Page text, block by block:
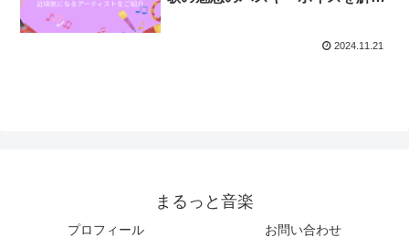
2024.11.21
まるっと音楽
プロフィール
お問い合わせ